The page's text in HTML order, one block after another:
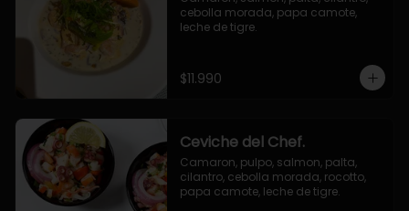
cebolla morada, papa camote,
leche de tigre.
$11.990
Ceviche del Chef.
Camaron, pulpo, salmon, palta,
cilantro, cebolla morada, rocotto,
papa camote, leche de tigre.